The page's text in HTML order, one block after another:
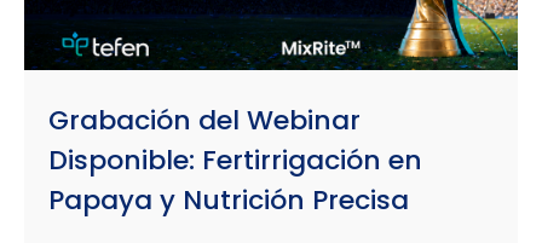
Grabación del Webinar
Disponible: Fertirrigación en
Papaya y Nutrición Precisa